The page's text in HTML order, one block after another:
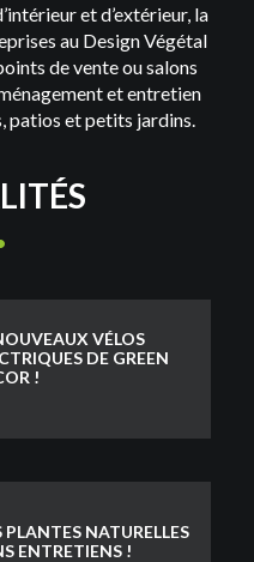
et d’extérieur, la
au Design Végétal
de vente ou salons
et entretien
patios et petits jardins.
VÉLOS
DE GREEN
!
PLANTES NATURELLES
ENTRETIENS !